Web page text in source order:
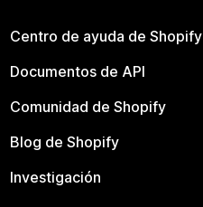
Centro de ayuda de Shopify
Documentos de API
Comunidad de Shopify
Blog de Shopify
Investigación